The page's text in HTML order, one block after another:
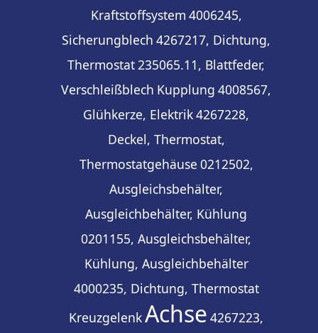
Kraftstoffsystem 4006245,
Sicherungblech 4267217, Dichtung,
Thermostat235065.11, Blattfeder,
Verschleißblech Kupplung 4008567,
Glühkerze, Elektrik4267228,
Deckel, Thermostat,
Thermostatgehäuse 0212502,
Ausgleichsbehälter,
Ausgleichbehälter, Kühlung
0201155, Ausgleichsbehälter,
Kühlung, Ausgleichbehälter
4000235, Dichtung, Thermostat
KreuzgelenkAchse 4267223,